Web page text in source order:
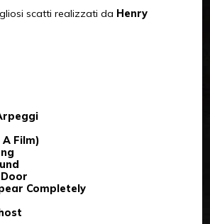
scatti realizzati da Henry
A Film)
Completely